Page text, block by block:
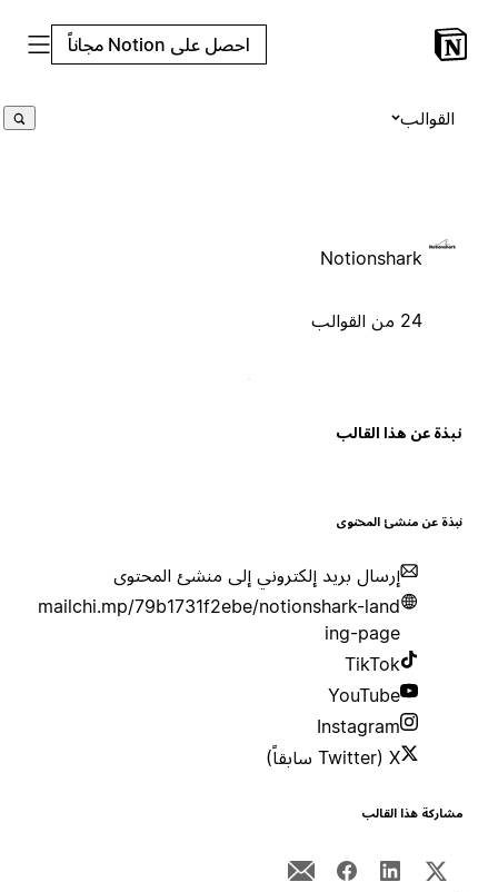
احصل على Notion مجاناً
القوالب
Notionshark
عن هذا القالب
عن منشئ المحتوى
إرسال بريد إلكتروني إلى منشئ المحتوى
mailchi.mp/79b1731f2ebe/notionshark-land
ing-page
TikTok
YouTube
Instagram
هذا القالب